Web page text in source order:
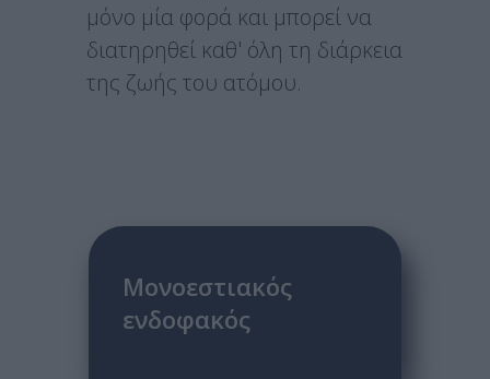
μόνο μία φορά και μπορεί να
διατηρηθεί καθ' όλη τη διάρκεια
της ζωής του ατόμου.
Μονοεστιακός
ενδοφακός